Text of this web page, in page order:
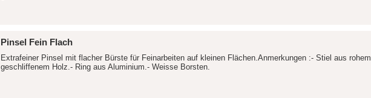
Pinsel Fein Flach
Extrafeiner Pinsel mit flacher Bürste für Feinarbeiten auf kleinen Flächen.Anmerkungen :- Stiel aus rohem
geschliffenem Holz.- Ring aus Aluminium.- Weisse Borsten.